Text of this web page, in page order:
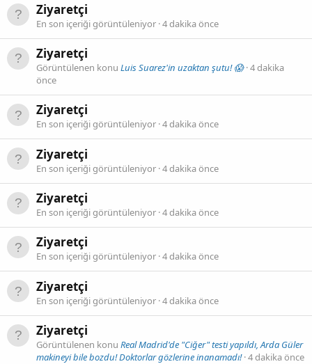
Ziyaretçi
En son içeriği görüntüleniyor 4 dakika önce
Ziyaretçi
Görüntülenen konu Luis Suarez'in uzaktan şutu! 😱 4 dakika
önce
Ziyaretçi
En son içeriği görüntüleniyor 4 dakika önce
Ziyaretçi
En son içeriği görüntüleniyor 4 dakika önce
Ziyaretçi
En son içeriği görüntüleniyor 4 dakika önce
Ziyaretçi
En son içeriği görüntüleniyor 4 dakika önce
Ziyaretçi
En son içeriği görüntüleniyor 4 dakika önce
Ziyaretçi
Görüntülenen konu Real Madrid'de "Ciğer" testi yapıldı, Arda Güler
makineyi bile bozdu! Doktorlar gözlerine inanamadı! 4 dakika önce